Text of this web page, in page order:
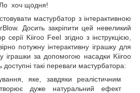
хоч щодня!
мастурбатор з інтерактивною
Досить закріпити цей невеликий
Kiiroo Feel згідно з інструкцією,
потужну інтерактивну іграшку для
іграшки за допомогою насадки Kiiroo
такі переваги мастурбатора:
яке, завдяки реалістичним
дуже натуральний ефект